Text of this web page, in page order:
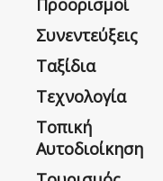
Συνεντεύξεις
Ταξίδια
Τεχνολογία
Τοπική
Αυτοδιοίκηση